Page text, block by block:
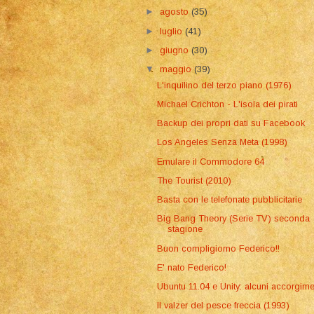
►agosto(35)
►luglio(41)
►giugno(30)
▼maggio(39)
L'inquilino del terzo piano (1976)
Michael Crichton - L'isola dei pirati
Backup dei propri dati su Facebook
Los Angeles Senza Meta (1998)
Emulare il Commodore 64
The Tourist (2010)
Basta con le telefonate pubblicitarie
Big Bang Theory (Serie TV) seconda
stagione
Buon compligiorno Federico!!
E' nato Federico!
Ubuntu 11.04 e Unity: alcuni
Il valzer del pesce freccia (1993)